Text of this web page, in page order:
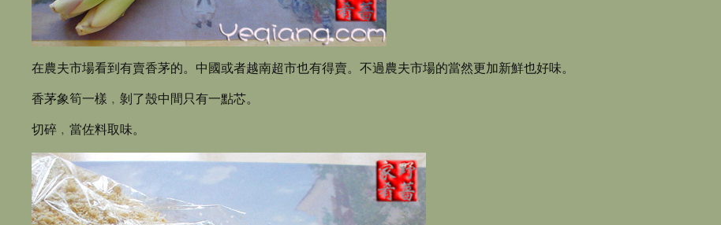
在農夫市場看到有賣香茅的。中國或者越南超市也有得賣。不過農夫市場的當然更加新鮮也好味。
香茅象筍一樣﹐剝了殼中間只有一點芯。
切碎﹐當佐料取味。